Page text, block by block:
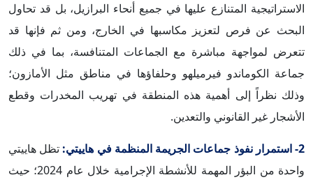
الاستراتيجية المتنازع عليها في جميع أنحاء البرازيل، بل قد تحاول
البحث عن فرص لتعزيز مكاسبها في الخارج، ومن ثم فإنها قد
تتعرض لمواجهة مباشرة مع الجماعات المتنافسة، بما في ذلك
جماعة الكوماندو فيرميلهو وحلفاؤها في مناطق مثل الأمازون؛
وذلك نظراً إلى أهمية هذه المنطقة في تهريب المخدرات وقطع
الأشجار غير القانوني والتعدين.
2- استمرار نفوذ جماعات الجريمة المنظمة في هاييتي:
تظل هاييتي
واحدة من البؤر المهمة للأنشطة الإجرامية خلال عام 2024؛ حيث